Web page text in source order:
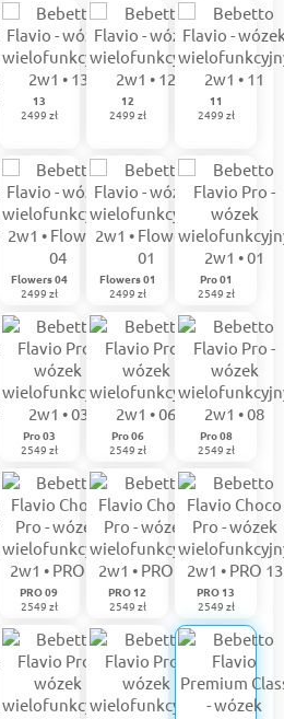
13
2499 zł
12
2499 zł
11
2499 zł
Flowers 04
2499 zł
Flowers 01
2499 zł
Pro 01
2549 zł
Pro 03
2549 zł
Pro 06
2549 zł
Pro 08
2549 zł
PRO 09
2549 zł
PRO 12
2549 zł
PRO 13
2549 zł